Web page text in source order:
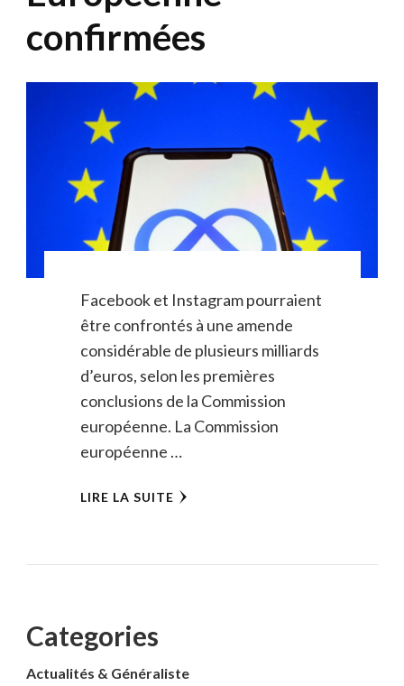
confirmées
Facebook et Instagram pourraient
être confrontés à une amende
considérable de plusieurs milliards
d’euros, selon les premières
conclusions de la Commission
européenne. La Commission
européenne …
LIRE LA SUITE
Categories
Actualités & Généraliste